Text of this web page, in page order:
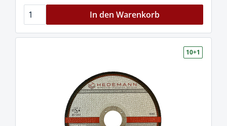
In den Warenkorb
10+1